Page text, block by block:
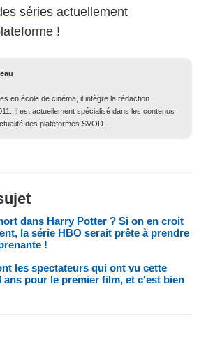
séries actuellement
!
en école de cinéma, il intègre la rédaction
Il est actuellement spécialisé dans les contenus
des plateformes SVOD.
dans Harry Potter ? Si on en croit
la série HBO serait prête à prendre
!
les spectateurs qui ont vu cette
ans pour le premier film, et c'est bien